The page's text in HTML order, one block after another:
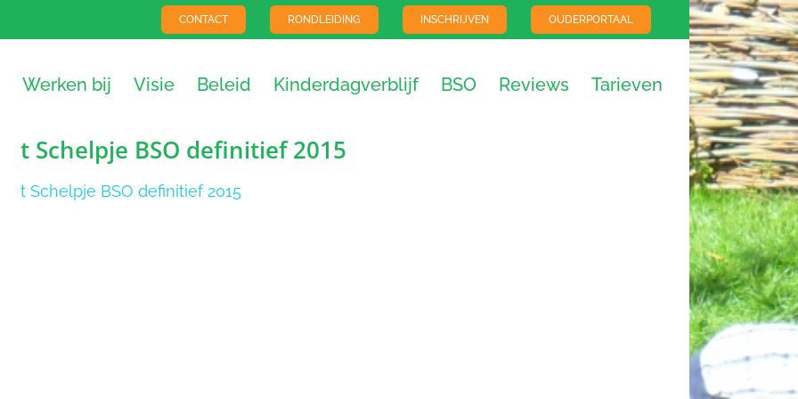
CONTACT RONDLEIDING INSCHRIJVEN OUDERPORTAAL
Werken bij Visie Beleid Kinderdagverblijf BSO Reviews Tarieven
t Schelpje BSO definitief 2015
t Schelpje BSO definitief 2015